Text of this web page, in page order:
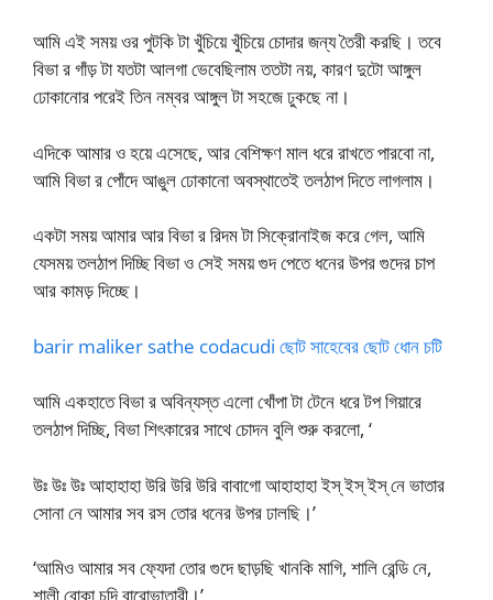
আমি এই সময় ওর পুটকি টা খুঁচিয়ে খুঁচিয়ে চোদার জন্য তৈরী করছি। তবে
বিভা র গাঁড় টা যতটা আলগা ভেবেছিলাম ততটা নয়, কারণ দুটো আঙ্গুল
ঢোকানোর পরেই তিন নম্বর আঙ্গুল টা সহজে ঢুকছে না।
এদিকে আমার ও হয়ে এসেছে, আর বেশিক্ষণ মাল ধরে রাখতে পারবো না,
আমি বিভা র পোঁদে আঙুল ঢোকানো অবস্থাতেই তলঠাপ দিতে লাগলাম।
একটা সময় আমার আর বিভা র রিদম টা সিক্রোনাইজ করে গেল, আমি
যেসময় তলঠাপ দিচ্ছি বিভা ও সেই সময় গুদ পেতে ধনের উপর গুদের চাপ
আর কামড় দিচ্ছে।
barir maliker sathe codacudi ছোট সাহেবের ছোট ধোন চটি
আমি একহাতে বিভা র অবিন্যস্ত এলো খোঁপা টা টেনে ধরে টপ গিয়ারে
তলঠাপ দিচ্ছি, বিভা শিৎকারের সাথে চোদন বুলি শুরু করলো, ‘
উঃ উঃ উঃ আহাহাহা উরি উরি উরি বাবাগো আহাহাহা ইস্ ইস্ ইস্ নে ভাতার
সোনা নে আমার সব রস তোর ধনের উপর ঢালছি।’
‘আমিও আমার সব ফ্যেদা তোর গুদে ছাড়ছি খানকি মাগি, শালি রেন্ডি নে,